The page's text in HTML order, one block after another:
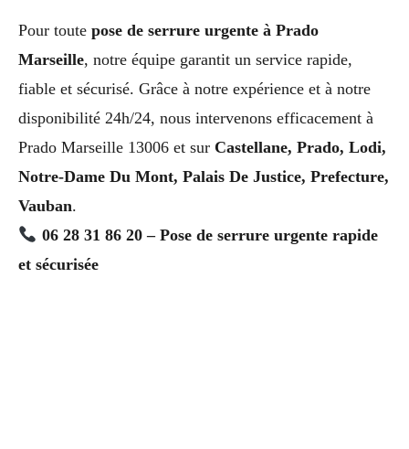
Pour toute pose de serrure urgente à Prado
Marseille, notre équipe garantit un service rapide,
fiable et sécurisé. Grâce à notre expérience et à notre
disponibilité 24h/24, nous intervenons efficacement à
Prado Marseille 13006 et sur Castellane, Prado, Lodi,
Notre-Dame Du Mont, Palais De Justice, Prefecture,
Vauban.
06 28 31 86 20 – Pose de serrure urgente rapide
et sécurisée